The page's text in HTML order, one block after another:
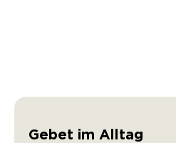
Gebet im Alltag